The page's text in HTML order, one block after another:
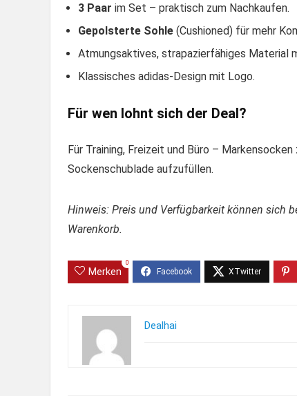
3 Paar im Set – praktisch zum Nachkaufen.
Gepolsterte Sohle (Cushioned) für mehr
Atmungsaktives, strapazierfähiges Material
Klassisches adidas-Design mit Logo.
Für wen lohnt sich der Deal?
Für Training, Freizeit und Büro –
Sockenschublade aufzufüllen.
Hinweis: Preis und Verfügbarkeit können sich
Warenkorb.
Merken
0
Dealhai